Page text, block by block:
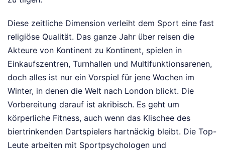
Diese zeitliche Dimension verleiht dem Sport eine fast
religiöse Qualität. Das ganze Jahr über reisen die
Akteure von Kontinent zu Kontinent, spielen in
Einkaufszentren, Turnhallen und Multifunktionsarenen,
doch alles ist nur ein Vorspiel für jene Wochen im
Winter, in denen die Welt nach London blickt. Die
Vorbereitung darauf ist akribisch. Es geht um
körperliche Fitness, auch wenn das Klischee des
biertrinkenden Dartspielers hartnäckig bleibt. Die Top-
Leute arbeiten mit Sportpsychologen und